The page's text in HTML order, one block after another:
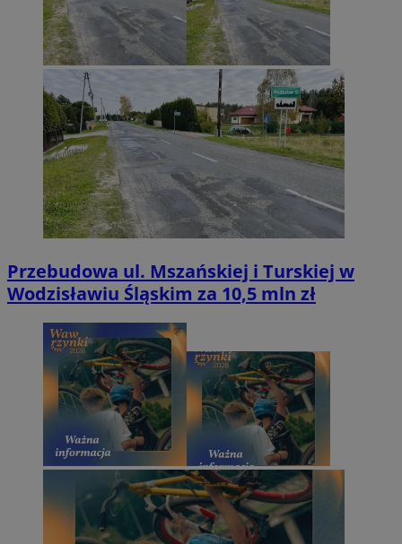
Przebudowa ul. Mszańskiej i Turskiej w
Wodzisławiu Śląskim za 10,5 mln zł